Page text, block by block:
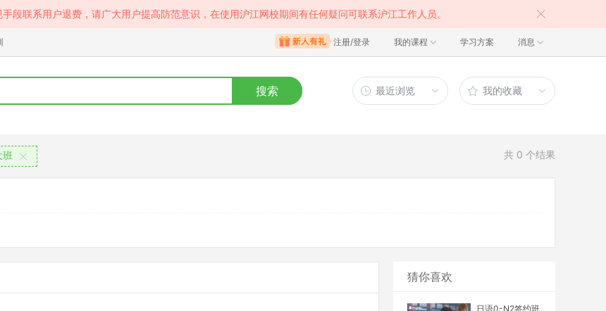
段联系用户退费，请广大用户提高防范意识，在使用沪江网校期间有任何疑问可联系沪江工作人员。
注册/登录 我的课程 学习方案 消息
搜索 最近浏览 我的收藏
班 共 0 个结果
猜你喜欢
日语0-N2签约班